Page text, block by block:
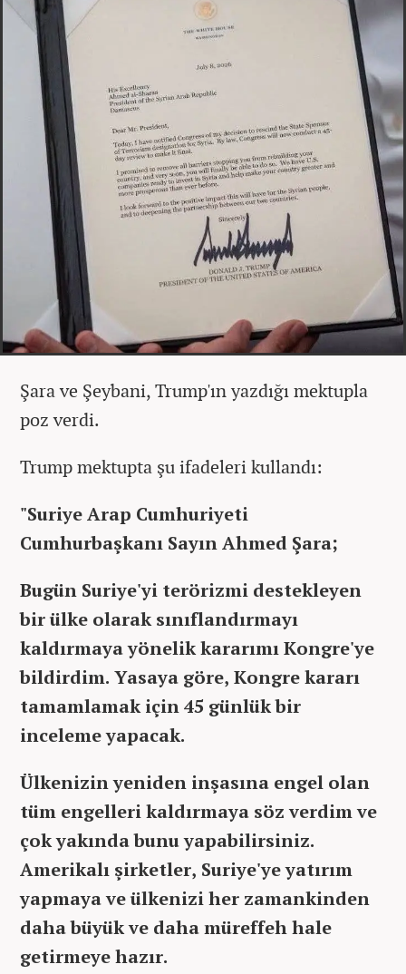
Şara ve Şeybani, Trump'ın yazdığı mektupla
poz verdi.
Trump mektupta şu ifadeleri kullandı:
"Suriye Arap Cumhuriyeti
Cumhurbaşkanı Sayın Ahmed Şara;
Bugün Suriye'yi terörizmi destekleyen
bir ülke olarak sınıflandırmayı
kaldırmaya yönelik kararımı Kongre'ye
bildirdim. Yasaya göre, Kongre kararı
tamamlamak için 45 günlük bir
inceleme yapacak.
Ülkenizin yeniden inşasına engel olan
tüm engelleri kaldırmaya söz verdim ve
çok yakında bunu yapabilirsiniz.
Amerikalı şirketler, Suriye'ye yatırım
yapmaya ve ülkenizi her zamankinden
daha büyük ve daha müreffeh hale
getirmeye hazır.